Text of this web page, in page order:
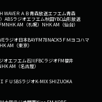
WAVEＲＡＢ青森放送エフエム青森
ABSラジオエフエム秋田YBC山形放送
NHK AM（札幌） NHK AM（仙台）
ラジオ日本BAYFM78NACK5 ＦＭヨコハマ
AM（東京）
オエフエム石川FBCラジオFM福井
AM（名古屋）
ＦＵ SBSラジオK-MIX SHIZUOKA